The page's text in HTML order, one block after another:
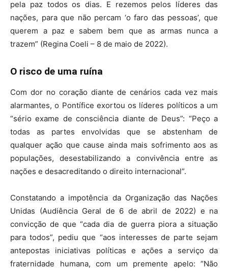
pela paz todos os dias. E rezemos pelos líderes das
nações, para que não percam ‘o faro das pessoas’, que
querem a paz e sabem bem que as armas nunca a
trazem” (Regina Coeli – 8 de maio de 2022).
O risco de uma ruína
Com dor no coração diante de cenários cada vez mais
alarmantes, o Pontífice exortou os líderes políticos a um
“sério exame de consciência diante de Deus”: “Peço a
todas as partes envolvidas que se abstenham de
qualquer ação que cause ainda mais sofrimento aos as
populações, desestabilizando a convivência entre as
nações e desacreditando o direito internacional”.
Constatando a impotência da Organização das Nações
Unidas (Audiência Geral de 6 de abril de 2022) e na
convicção de que “cada dia de guerra piora a situação
para todos”, pediu que “aos interesses de parte sejam
antepostas iniciativas políticas e ações a serviço da
fraternidade humana, com um premente apelo: “Não